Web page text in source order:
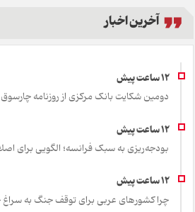
آخرین اخبار
دومین شکایت بانک مرکزی از روزنامه چارسوق
بودجه‌ریزی به سبک فرانسه؛ الگویی برای
چرا کشورهای عربی برای توقف جنگ به سراغ